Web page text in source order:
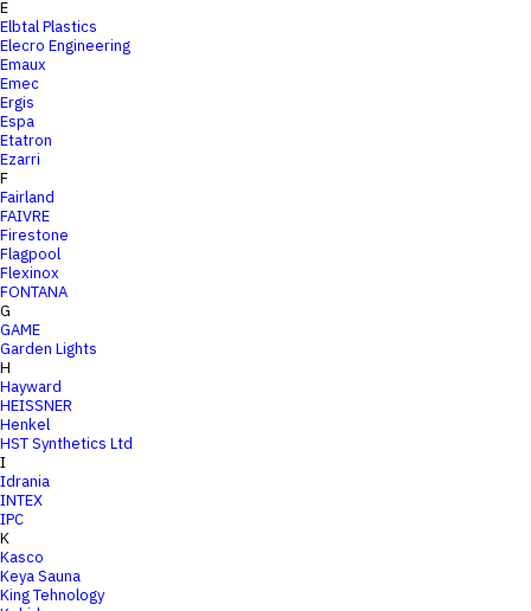
E
Elbtal Plastics
Elecro Engineering
Emaux
Emec
Ergis
Espa
Etatron
Ezarri
F
Fairland
FAIVRE
Firestone
Flagpool
Flexinox
FONTANA
G
GAME
Garden Lights
H
Hayward
HEISSNER
Henkel
HST Synthetics Ltd
I
Idrania
INTEX
IPC
K
Kasco
Keya Sauna
King Tehnology